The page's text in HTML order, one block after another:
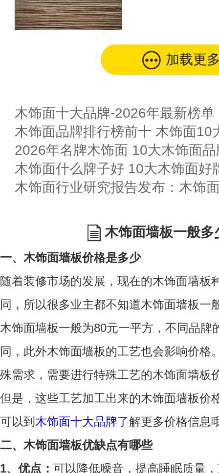
加载更
木饰面十大品牌-2026年最新榜单
木饰面品牌排行榜前十 木饰面10
2026年名牌木饰面 10大木饰面
木饰面什么牌子好 10大木饰面好
木饰面行业研究报告发布：木饰
木饰面墙板一般多
一、木饰面墙板价格是多少
随着装修市场的发展，现在的木饰面墙板
同，所以很多业主都不知道木饰面墙板一
木饰面墙板一般为80元一平方，不同品牌
同，此外木饰面墙板的工艺也会影响价格
殊需求，需要进行特殊工艺的木饰面墙板
但是，这些工艺加工出来的木饰面墙板价
可以到 木饰面十大品牌了解更多价格信息
二、木饰面墙板优缺点有哪些
1、优点： 可以降低噪音，提高睡眠质量